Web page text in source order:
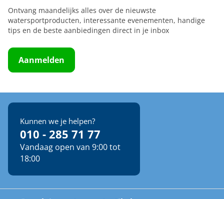
Ontvang maandelijks alles over de nieuwste
watersportproducten, interessante evenementen, handige
tips en de beste aanbiedingen direct in je inbox
Aanmelden
Kunnen we je helpen?
010 - 285 71 77
Vandaag open van 9:00 tot
18:00